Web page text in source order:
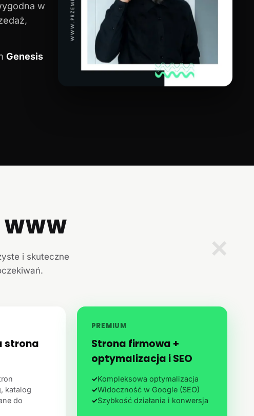
w
Genesis
✕
i skuteczne
strona
katalog
do
PREMIUM
Strona firmowa +
optymalizacja i SEO
✓Kompleksowa optymalizacja
✓Widoczność w Google (SEO)
✓Szybkość działania i konwersja